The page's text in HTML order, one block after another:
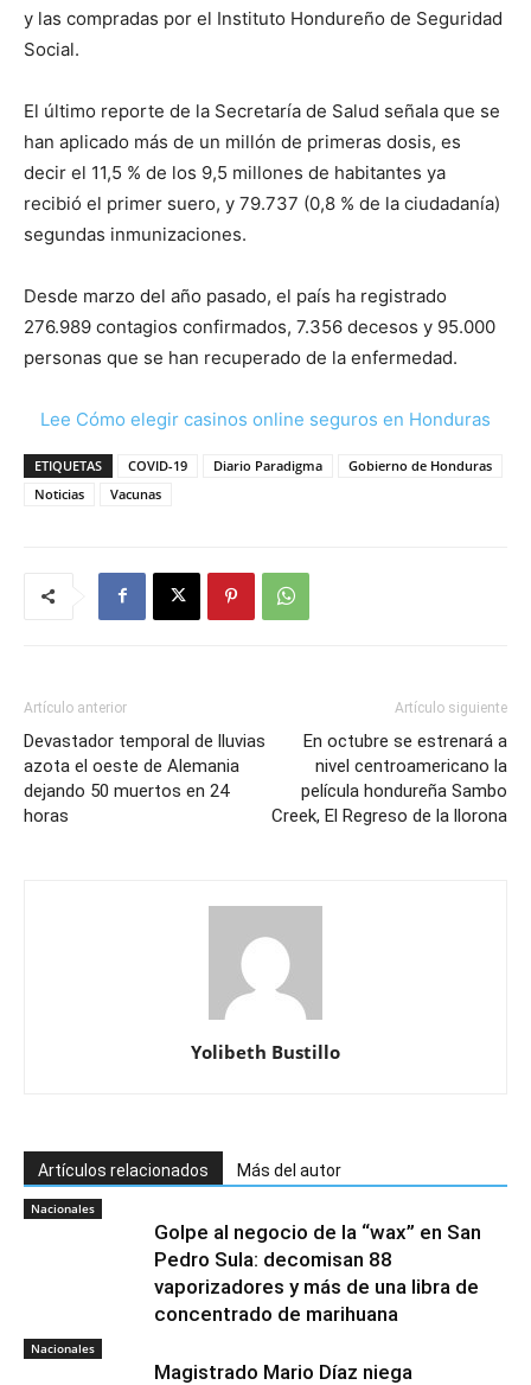
y las compradas por el Instituto Hondureño de Seguridad
Social.
El último reporte de la Secretaría de Salud señala que se
han aplicado más de un millón de primeras dosis, es
decir el 11,5 % de los 9,5 millones de habitantes ya
recibió el primer suero, y 79.737 (0,8 % de la ciudadanía)
segundas inmunizaciones.
Desde marzo del año pasado, el país ha registrado
276.989 contagios confirmados, 7.356 decesos y 95.000
personas que se han recuperado de la enfermedad.
Lee Cómo elegir casinos online seguros en Honduras
ETIQUETAS COVID-19 Diario Paradigma
Gobierno de Honduras
Noticias
Vacunas
Artículo anterior
Devastador temporal de lluvias
azota el oeste de Alemania
dejando 50 muertos en 24
horas
Artículo siguiente
En octubre se estrenará a
nivel centroamericano la
película hondureña Sambo
Creek, El Regreso de la llorona
Yolibeth Bustillo
Artículos relacionados Más del autor
Nacionales
Golpe al negocio de la “wax” en San
Pedro Sula: decomisan 88
vaporizadores y más de una libra de
concentrado de marihuana
Nacionales
Magistrado Mario Díaz niega